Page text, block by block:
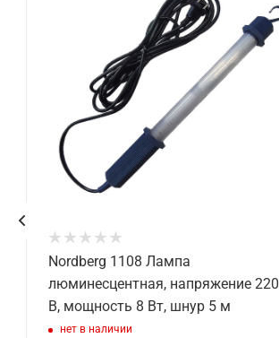
Nordberg 1108 Лампа
люминесцентная, напряжение 220
В, мощность 8 Вт, шнур 5 м
нет в наличии